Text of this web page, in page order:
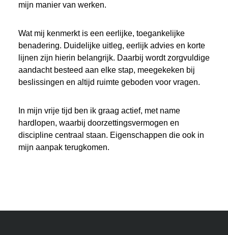
mijn manier van werken.
Wat mij kenmerkt is een eerlijke, toegankelijke
benadering. Duidelijke uitleg, eerlijk advies en korte
lijnen zijn hierin belangrijk. Daarbij wordt zorgvuldige
aandacht besteed aan elke stap, meegekeken bij
beslissingen en altijd ruimte geboden voor vragen.
In mijn vrije tijd ben ik graag actief, met name
hardlopen, waarbij doorzettingsvermogen en
discipline centraal staan. Eigenschappen die ook in
mijn aanpak terugkomen.